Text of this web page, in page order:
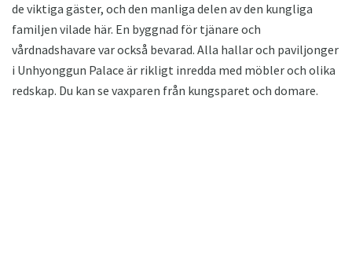
de viktiga gäster, och den manliga delen av den kungliga
familjen vilade här. En byggnad för tjänare och
vårdnadshavare var också bevarad. Alla hallar och paviljonger
i Unhyonggun Palace är rikligt inredda med möbler och olika
redskap. Du kan se vaxparen från kungsparet och domare.